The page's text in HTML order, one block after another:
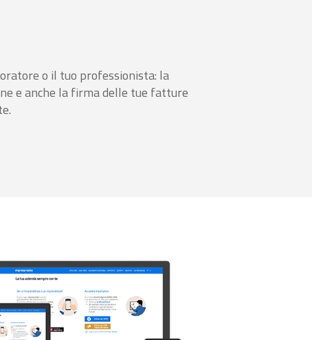
o il tuo professionista: la
e anche la firma delle tue fatture